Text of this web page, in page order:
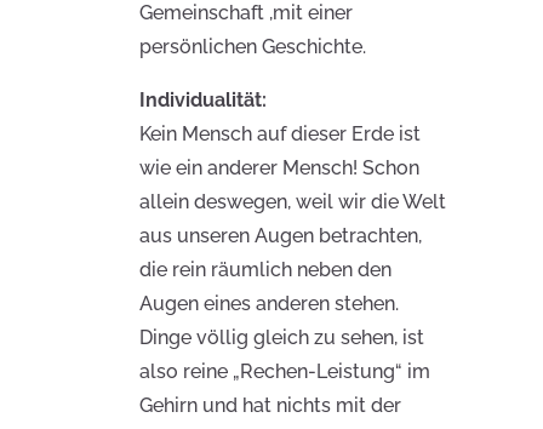
Gemeinschaft ,mit einer
persönlichen Geschichte.
Individualität:
Kein Mensch auf dieser Erde ist
wie ein anderer Mensch! Schon
allein deswegen, weil wir die Welt
aus unseren Augen betrachten,
die rein räumlich neben den
Augen eines anderen stehen.
Dinge völlig gleich zu sehen, ist
also reine „Rechen-Leistung“ im
Gehirn und hat nichts mit der